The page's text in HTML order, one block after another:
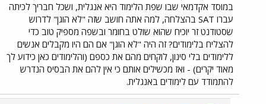
במוסד אקדמאי שבו שפת הלימוד היא אנגלית, ושכל חבריך לכיתה
עברו SAT בהצלחה, למה אתה חושב שזה "לא הוגן" לדרוש
שסטודנט זר יוכיח שהוא שולט בחומר ובשפה מספיק טוב כדי
להצליח בלימודים? זה היה "לא הוגן" אם הם היו מקבלים אנשים
ללימודים בלי סינון, לוקחים מהם את כספם (והלימודים כאן כידוע לך
מאוד יקרים) - ואז מכשילים אותם כי אין להם את הבסיס הנדרש
להתמודד עם לימודים באנגלית.